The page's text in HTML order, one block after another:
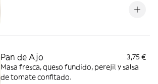
Pan de Ajo
3,75 €
Masa fresca, queso fundido, perejil y salsa
de tomate confitado.